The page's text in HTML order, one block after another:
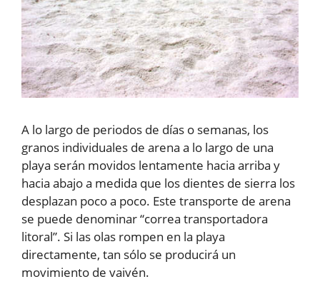
A lo largo de periodos de días o semanas, los
granos individuales de arena a lo largo de una
playa serán movidos lentamente hacia arriba y
hacia abajo a medida que los dientes de sierra los
desplazan poco a poco. Este transporte de arena
se puede denominar “correa transportadora
litoral”. Si las olas rompen en la playa
directamente, tan sólo se producirá un
movimiento de vaivén.